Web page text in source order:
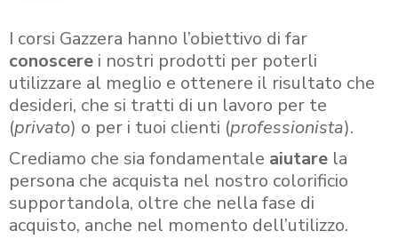
I corsi Gazzera hanno l’obiettivo di far
conoscere i nostri prodotti per poterli
utilizzare al meglio e ottenere il risultato che
desideri, che si tratti di un lavoro per te
(privato) o per i tuoi clienti (professionista).
Crediamo che sia fondamentale aiutare la
persona che acquista nel nostro colorificio
supportandola, oltre che nella fase di
acquisto, anche nel momento dell’utilizzo.